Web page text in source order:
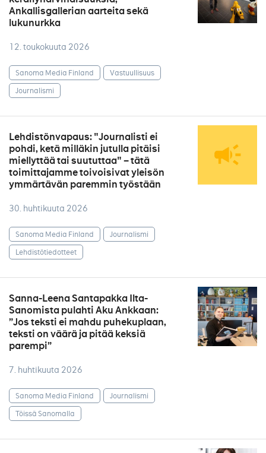
Ankallisgallerian aarteita sekä
lukunurkka
12. toukokuuta 2026
Sanoma Media Finland
Vastuullisuus
Journalismi
Lehdistönvapaus: "Journalisti ei
pohdi, ketä milläkin jutulla pitäisi
miellyttää tai suututtaa" – tätä
toimittajamme toivoisivat yleisön
ymmärtävän paremmin työstään
30. huhtikuuta 2026
Sanoma Media Finland
Journalismi
Lehdistötiedotteet
Sanna-Leena Santapakka Ilta-
Sanomista pulahti Aku Ankkaan:
”Jos teksti ei mahdu puhekuplaan,
teksti on väärä ja pitää keksiä
parempi”
7. huhtikuuta 2026
Sanoma Media Finland
Journalismi
Töissä Sanomalla